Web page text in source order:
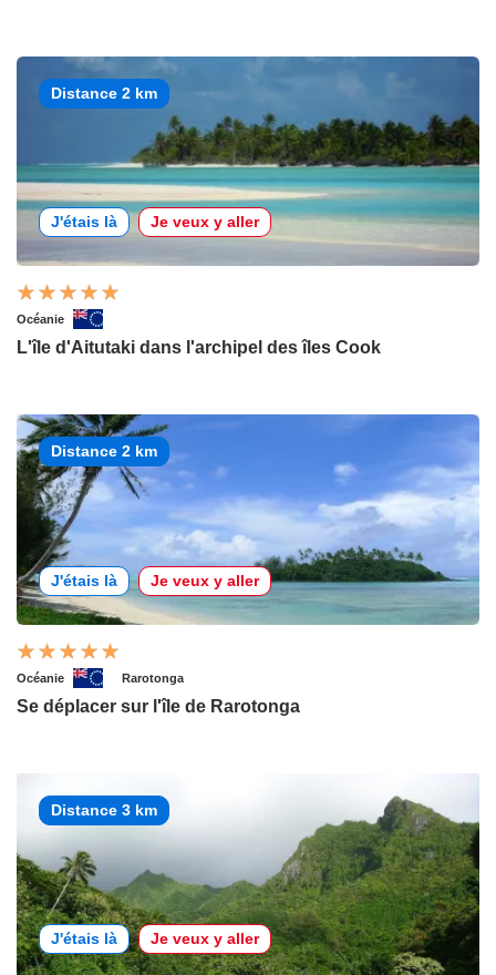
Distance 2 km
J'étais là Je veux y aller
Océanie
L'île d'Aitutaki dans l'archipel des îles Cook
Distance 2 km
J'étais là Je veux y aller
Océanie Rarotonga
Se déplacer sur l'île de Rarotonga
Distance 3 km
J'étais là Je veux y aller